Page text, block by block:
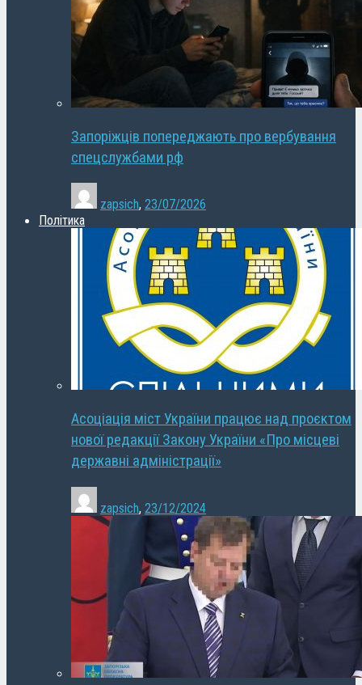
Запоріжців попереджають про вербування
спецслужбами рф
zapsich, 23/07/2026
Політика
Асоціація міст України працює над проєктом
нової редакції Закону України «Про місцеві
державні адміністрації»
zapsich, 23/12/2024